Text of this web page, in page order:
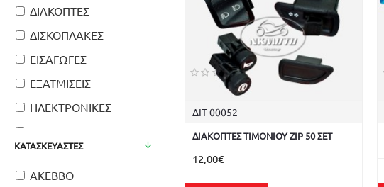
ΚΑΤΑΣΚΕΥΑΣΤΈΣ
AKEBBO
ΔΙΑΚΟΠΤΕΣ
ΔΙΣΚΟΠΛΑΚΕΣ
ΕΙΣΑΓΩΓΕΣ
ΕΞΑΤΜΙΣΕΙΣ
ΗΛΕΚΤΡΟΝΙΚΕΣ
ΙΜΑΝΤΕΣ
ΚΑΜΠΑΝΕΣ
ΔΙΤ-00052
ΔΙΑΚΟΠΤΕΣ ΤΙΜΟΝΙΟΥ ZIP 50 ΣΕΤ
12,00€